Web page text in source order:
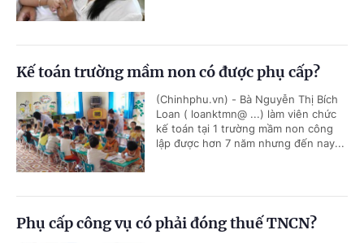
Kế toán trường mầm non có được phụ cấp?
(Chinhphu.vn) - Bà Nguyễn Thị Bích
Loan ( loanktmn@ ...) làm viên chức
kế toán tại 1 trường mầm non công
lập được hơn 7 năm nhưng đến nay...
Phụ cấp công vụ có phải đóng thuế TNCN?